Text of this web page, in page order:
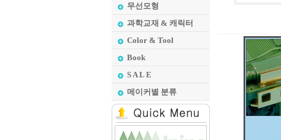
무선모형
과학교재 & 캐릭터
Color & Tool
Book
S A L E
메이커별 분류